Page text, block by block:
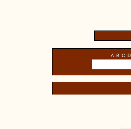
A B C D